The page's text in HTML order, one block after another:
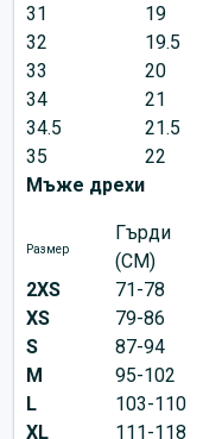
31
19
32
19.5
33
20
34
21
34.5
21.5
35
22
Мъже дрехи
Размер
Гърди
(CM)
2XS
71-78
XS
79-86
S
87-94
M
95-102
L
103-110
XL
111-118